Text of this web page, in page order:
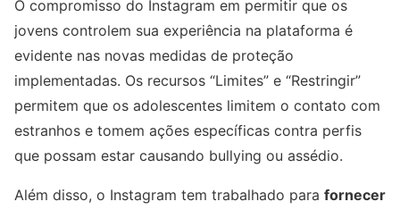
O compromisso do Instagram em permitir que os
jovens controlem sua experiência na plataforma é
evidente nas novas medidas de proteção
implementadas. Os recursos “Limites” e “Restringir”
permitem que os adolescentes limitem o contato com
estranhos e tomem ações específicas contra perfis
que possam estar causando bullying ou assédio.
Além disso, o Instagram tem trabalhado para fornecer